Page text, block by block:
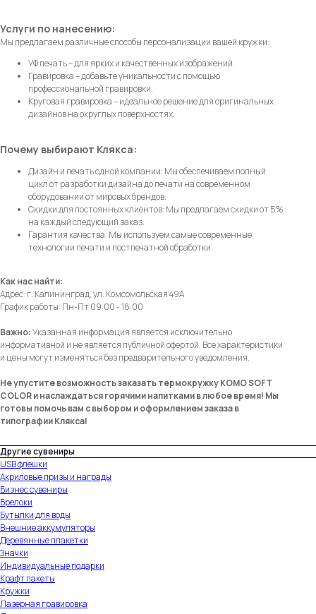
Услуги по нанесению:
Мы предлагаем различные способы персонализации вашей кружки:
УФ печать – для ярких и качественных изображений.
Гравировка – добавьте уникальности с помощью
профессиональной гравировки.
Круговая гравировка – идеальное решение для оригинальных
дизайнов на округлых поверхностях.
Почему выбирают Клякса:
Дизайн и печать одной компании: Мы обеспечиваем полный
цикл от разработки дизайна до печати на современном
оборудовании от мировых брендов.
Скидки для постоянных клиентов: Мы предлагаем скидки от 5%
на каждый следующий заказ.
Гарантия качества: Мы используем самые современные
технологии печати и постпечатной обработки.
Как нас найти:
Адрес: г. Калининград, ул. Комсомольская 49А
График работы: Пн-Пт 09:00 - 18:00
Важно:Указанная информация является исключительно
информативной и не является публичной офертой. Все характеристики
и цены могут изменяться без предварительного уведомления.
Не упустите возможность заказать термокружку KOMO SOFT
COLOR и наслаждаться горячими напитками в любое время! Мы
готовы помочь вам с выбором и оформлением заказа в
типографии Клякса!
Другие сувениры
USB флешки
Акриловые призы и награды
Бизнес сувениры
Брелоки
Бутылки для воды
Внешние аккумуляторы
Деревянные плакетки
Значки
Индивидуальные подарки
Крафт пакеты
Кружки
Лазерная гравировка
удобно